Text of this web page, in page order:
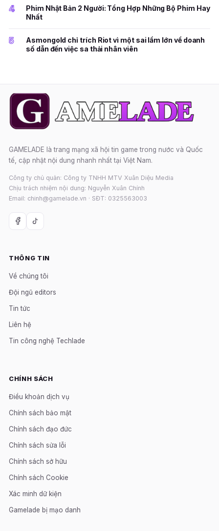
4
Phim Nhật Bản 2 Người: Tổng Hợp Những Bộ Phim Hay
Nhất
5
Asmongold chỉ trích Riot vì một sai lầm lớn về doanh
số dẫn đến việc sa thải nhân viên
GAMELADE là trang mạng xã hội tin game trong nước và Quốc
tế, cập nhật nội dung nhanh nhất tại Việt Nam.
Công ty chủ quản: Công ty TNHH MTV Xuân Diệu Media
Chịu trách nhiệm nội dung: Nguyễn Xuân Chính
Email: chinh@gamelade.vn · SĐT: 0325563003
THÔNG TIN
Về chúng tôi
Đội ngũ editors
Tin tức
Liên hệ
Tin công nghệ Techlade
CHÍNH SÁCH
Điều khoản dịch vụ
Chính sách bảo mật
Chính sách đạo đức
Chính sách sửa lỗi
Chính sách sở hữu
Chính sách Cookie
Xác minh dữ kiện
Gamelade bị mạo danh